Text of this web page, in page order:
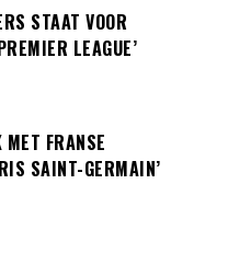
STAAT VOOR
LEAGUE’
MET FRANSE
SAINT-GERMAIN’